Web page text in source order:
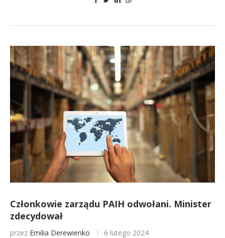
Członkowie zarządu PAIH odwołani. Minister
zdecydował
przez Emilia Derewienko 6 lutego 2024